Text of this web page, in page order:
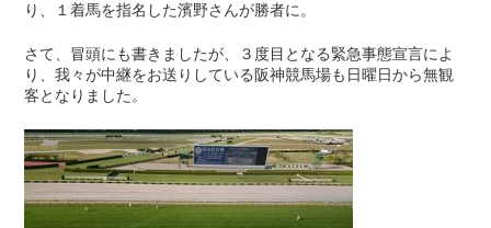
り、１着馬を指名した濱野さんが勝者に。
さて、冒頭にも書きましたが、３度目となる緊急事態宣言によ
り、我々が中継をお送りしている阪神競馬場も日曜日から無観
客となりました。